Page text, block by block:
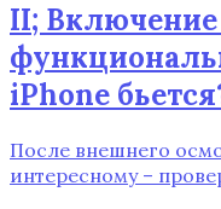
II; Включение
iPhone
После внешнего
интересному –